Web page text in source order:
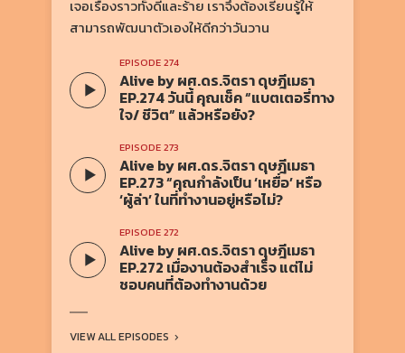
เจอเรื่องราวทั้งดีและร้าย เราจึงต้องเรียนรู้ให้
สามารถพัฒนาตัวเองให้ดีกว่าวันวาน
EPISODE 274
Alive by ผศ.ดร.จิตรา ดุษฎีเมธา
EP.274 วันนี้ คุณเช็ค “แบตเตอรี่ทาง
ใจ/ ชีวิต” แล้วหรือยัง?
EPISODE 273
Alive by ผศ.ดร.จิตรา ดุษฎีเมธา
EP.273 “คุณกำลังเป็น ‘เหยื่อ’ หรือ
‘ผู้ล่า’ ในที่ทำงานอยู่หรือไม่?
EPISODE 272
Alive by ผศ.ดร.จิตรา ดุษฎีเมธา
EP.272 เมื่องานต้องสำเร็จ แต่ไม่
ชอบคนที่ต้องทำงานด้วย
VIEW ALL EPISODES